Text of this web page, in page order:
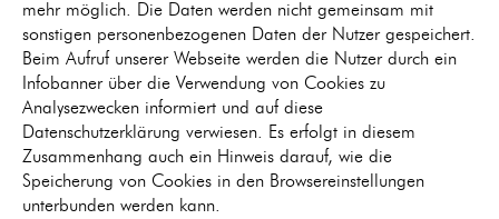
mehr möglich. Die Daten werden nicht gemeinsam mit
sonstigen personenbezogenen Daten der Nutzer gespeichert.
Beim Aufruf unserer Webseite werden die Nutzer durch ein
Infobanner über die Verwendung von Cookies zu
Analysezwecken informiert und auf diese
Datenschutzerklärung verwiesen. Es erfolgt in diesem
Zusammenhang auch ein Hinweis darauf, wie die
Speicherung von Cookies in den Browsereinstellungen
unterbunden werden kann.